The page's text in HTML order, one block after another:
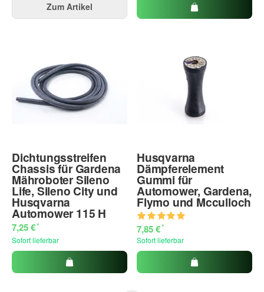
Zum Artikel
Dichtungsstreifen
Chassis für Gardena
Mähroboter Sileno
Life, Sileno City und
Husqvarna
Automower 115 H
7,25 €*
Sofort lieferbar
Husqvarna
Dämpferelement
Gummi für
Automower, Gardena,
Flymo und Mcculloch
7,85 €*
Sofort lieferbar